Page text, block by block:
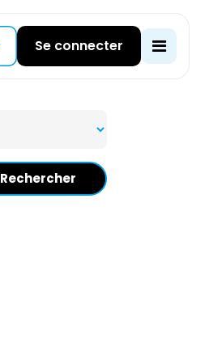
Se connecter
Rechercher